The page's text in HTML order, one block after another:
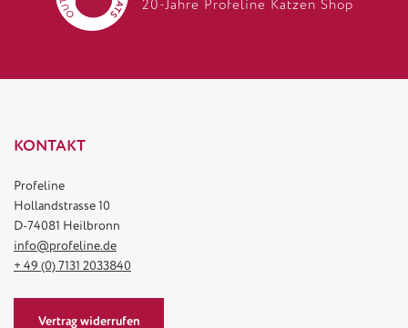
20-Jahre Profeline Katzen Shop
KONTAKT
Profeline
Hollandstrasse 10
D-74081 Heilbronn
info@profeline.de
+ 49 (0) 7131 2033840
Vertrag widerrufen